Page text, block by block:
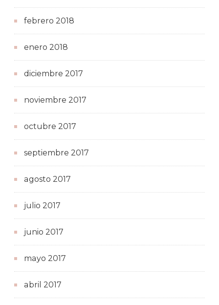
febrero 2018
enero 2018
diciembre 2017
noviembre 2017
octubre 2017
septiembre 2017
agosto 2017
julio 2017
junio 2017
mayo 2017
abril 2017